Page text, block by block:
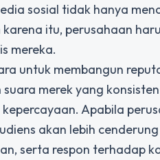
sosial tidak hanya
itu, perusahaan
mereka.
untuk membangun
suara merek yang
Apabila
akan lebih
serta respon terhadap